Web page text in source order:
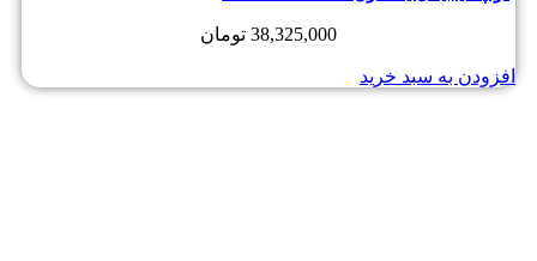
38,325,000 تومان
افزودن به سبد خرید